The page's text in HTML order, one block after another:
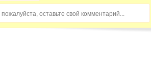
оставьте свой комментарий...